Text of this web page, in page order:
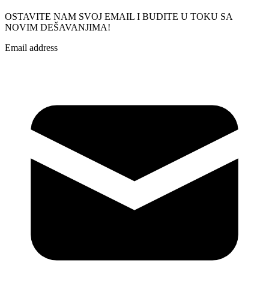
OSTAVITE NAM SVOJ EMAIL I BUDITE U TOKU SA
NOVIM DEŠAVANJIMA!
Email address